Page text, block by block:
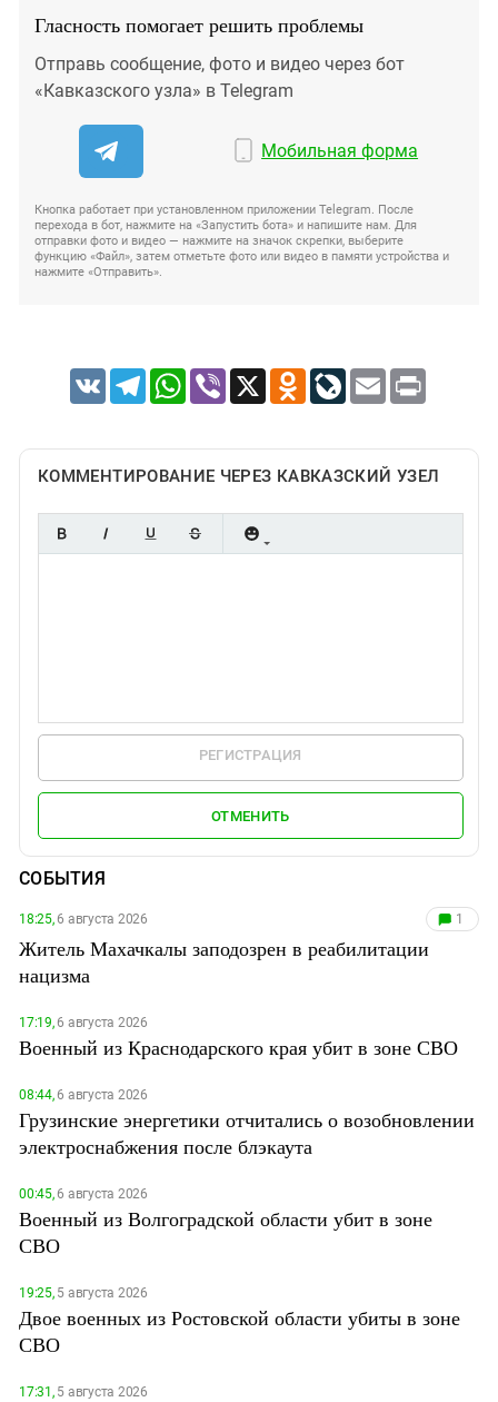
Гласность помогает решить проблемы
Отправь сообщение, фото и видео через бот
«Кавказского узла» в Telegram
Мобильная форма
Кнопка работает при установленном приложении Telegram. После
перехода в бот, нажмите на «Запустить бота» и напишите нам. Для
отправки фото и видео — нажмите на значок скрепки, выберите
функцию «Файл», затем отметьте фото или видео в памяти устройства и
нажмите «Отправить».
VK TelegramWhatsApp
Viber X Odnoklassniki
LiveJournal
Email Print
КОММЕНТИРОВАНИЕ ЧЕРЕЗ КАВКАЗСКИЙ УЗЕЛ
РЕГИСТРАЦИЯ
ОТМЕНИТЬ
СОБЫТИЯ
18:25,6 августа 2026 1
Житель Махачкалы заподозрен в реабилитации
нацизма
17:19,6 августа 2026
Военный из Краснодарского края убит в зоне СВО
08:44,6 августа 2026
Грузинские энергетики отчитались о возобновлении
электроснабжения после блэкаута
00:45,6 августа 2026
Военный из Волгоградской области убит в зоне
СВО
19:25,5 августа 2026
Двое военных из Ростовской области убиты в зоне
СВО
17:31,5 августа 2026